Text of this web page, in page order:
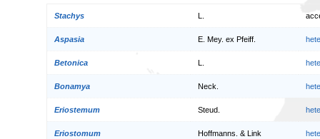
Stachys
Aspasia E. Mey. ex Pfeiff.
Betonica
Bonamya Neck.
Eriostemum Steud.
Eriostomum Hoffmanns. & Link